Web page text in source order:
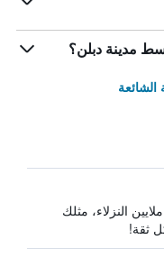
مدينة دبلن؟
النزلاء، مثلك
ثقة!